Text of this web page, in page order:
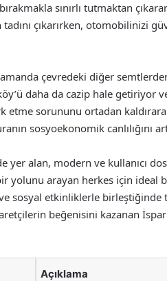
sınırlı tutmaktan
çıkarırken, otomobilinizi
çevredeki diğer
daha da cazip hale getiriyor
etme sorununu ortadan
sosyoekonomik canlılığını
yer alan, modern ve kullanıcı
yolunu arayan herkes için ideal
sosyal etkinliklerle birleştiğinde
beğenisini kazanan
Açıklama